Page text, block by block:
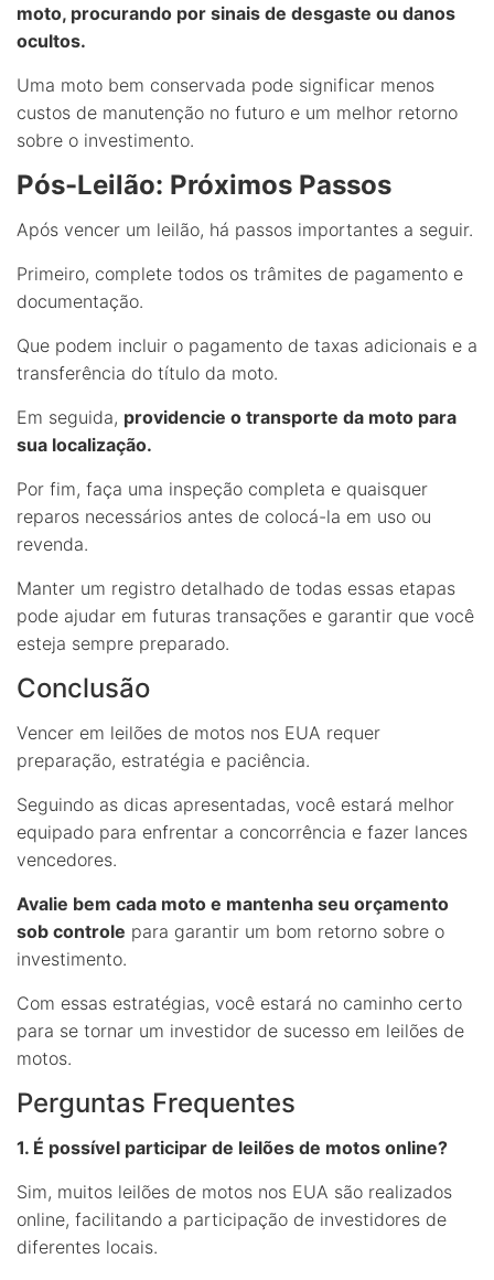
moto, procurando por sinais de desgaste ou danos
ocultos.
Uma moto bem conservada pode significar menos
custos de manutenção no futuro e um melhor retorno
sobre o investimento.
Pós-Leilão: Próximos Passos
Após vencer um leilão, há passos importantes a seguir.
Primeiro, complete todos os trâmites de pagamento e
documentação.
Que podem incluir o pagamento de taxas adicionais e a
transferência do título da moto.
Em seguida, providencie o transporte da moto para
sua localização.
Por fim, faça uma inspeção completa e quaisquer
reparos necessários antes de colocá-la em uso ou
revenda.
Manter um registro detalhado de todas essas etapas
pode ajudar em futuras transações e garantir que você
esteja sempre preparado.
Conclusão
Vencer em leilões de motos nos EUA requer
preparação, estratégia e paciência.
Seguindo as dicas apresentadas, você estará melhor
equipado para enfrentar a concorrência e fazer lances
vencedores.
Avalie bem cada moto e mantenha seu orçamento
sob controle para garantir um bom retorno sobre o
investimento.
Com essas estratégias, você estará no caminho certo
para se tornar um investidor de sucesso em leilões de
motos.
Perguntas Frequentes
1. É possível participar de leilões de motos online?
Sim, muitos leilões de motos nos EUA são realizados
online, facilitando a participação de investidores de
diferentes locais.